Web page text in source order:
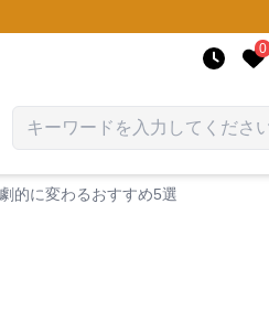
0
的に変わるおすすめ5選